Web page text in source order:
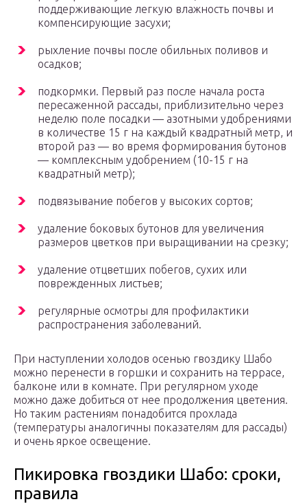
поддерживающие легкую влажность почвы и
компенсирующие засухи;
рыхление почвы после обильных поливов и
осадков;
подкормки. Первый раз после начала роста
пересаженной рассады, приблизительно через
неделю поле посадки — азотными удобрениями
в количестве 15 г на каждый квадратный метр, и
второй раз — во время формирования бутонов
— комплексным удобрением (10-15 г на
квадратный метр);
подвязывание побегов у высоких сортов;
удаление боковых бутонов для увеличения
размеров цветков при выращивании на срезку;
удаление отцветших побегов, сухих или
поврежденных листьев;
регулярные осмотры для профилактики
распространения заболеваний.
При наступлении холодов осенью гвоздику Шабо
можно перенести в горшки и сохранить на террасе,
балконе или в комнате. При регулярном уходе
можно даже добиться от нее продолжения цветения.
Но таким растениям понадобится прохлада
(температуры аналогичны показателям для рассады)
и очень яркое освещение.
Пикировка гвоздики Шабо: сроки,
правила